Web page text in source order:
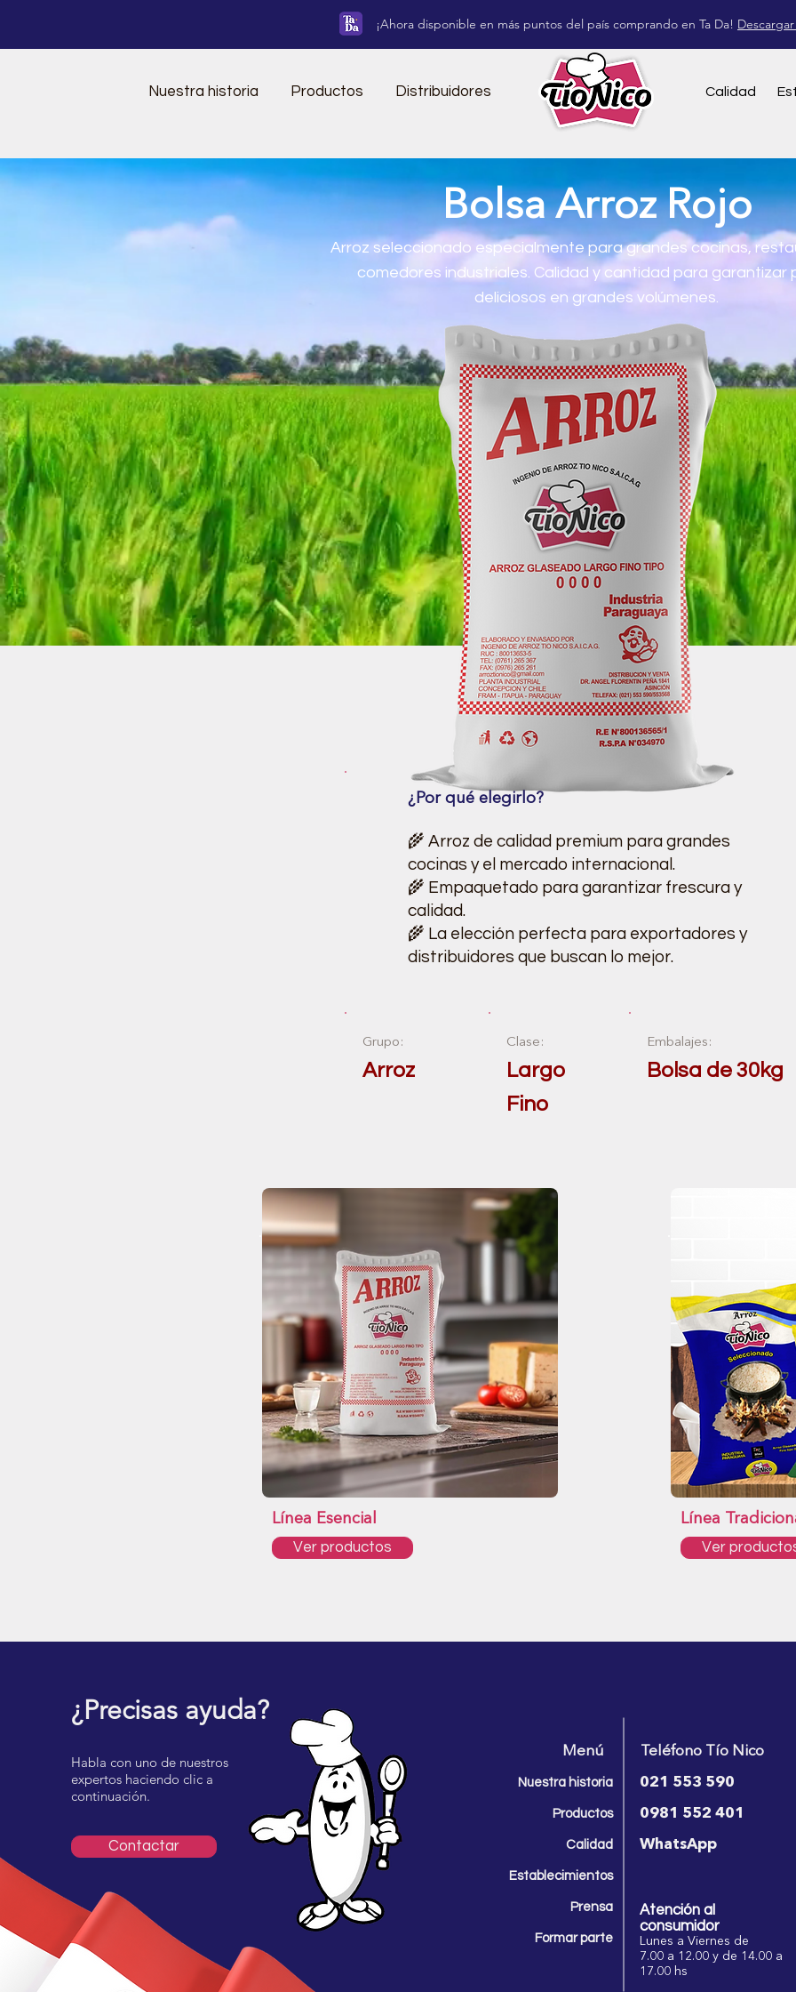
¡Ahora disponible en más puntos del país comprando en Ta Da!
Calidad
Nuestra historia Productos Distribuidores
Bolsa Arroz Rojo
Arroz seleccionado especialmente para grandes cocinas,
comedores industriales. Calidad y cantidad para garantizar
deliciosos en grandes volúmenes.
¿Por qué elegirlo?
🌾 Arroz de calidad premium para grandes
cocinas y el mercado internacional.
🌾 Empaquetado para garantizar frescura y
calidad.
🌾 La elección perfecta para exportadores y
distribuidores que buscan lo mejor.
Grupo:
Arroz
Clase:
Largo
Fino
Embalajes:
Bolsa de 30kg
Línea Esencial
Ver productos
Línea
Ver
¿Precisas ayuda?
Contactar
Habla con uno de nuestros
expertos haciendo clic a
continuación.
Menú Teléfono Tío Nico
Nuestra historia
Productos
Calidad
Establecimientos
Prensa
Formar parte
021 553 590
0981 552 401
WhatsApp
Atención al
consumidor
Lunes a Viernes de
7.00 a 12.00 y de 14.00 a
17.00 hs